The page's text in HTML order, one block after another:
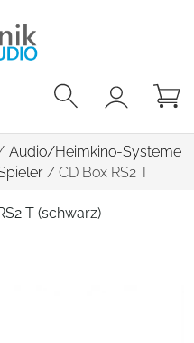
Audio/Heimkino-Systeme
/ CD Box RS2 T
T (schwarz)